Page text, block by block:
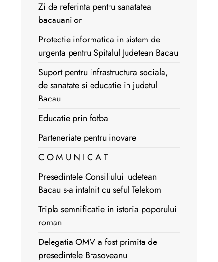
Zi de referinta pentru sanatatea
bacauanilor
Protectie informatica in sistem de
urgenta pentru Spitalul Judetean Bacau
Suport pentru infrastructura sociala,
de sanatate si educatie in judetul
Bacau
Educatie prin fotbal
Parteneriate pentru inovare
C O M U N I C A T
Presedintele Consiliului Judetean
Bacau s-a intalnit cu seful Telekom
Tripla semnificatie in istoria poporului
roman
Delegatia OMV a fost primita de
presedintele Brasoveanu